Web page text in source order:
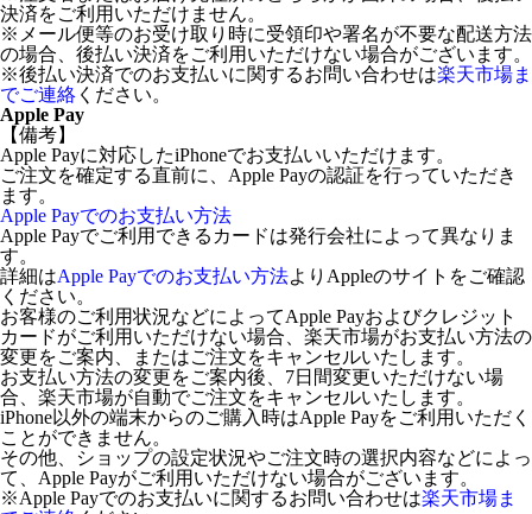
決済をご利用いただけません。
※メール便等のお受け取り時に受領印や署名が不要な配送方法
の場合、後払い決済をご利用いただけない場合がございます。
※後払い決済でのお支払いに関するお問い合わせは楽天市場ま
でご連絡 ください。
Apple Pay
【備考】
Apple Payに対応したiPhoneでお支払いいただけます。
ご注文を確定する直前に、Apple Payの認証を行っていただき
ます。
Apple Payでのお支払い方法
Apple Payでご利用できるカードは発行会社によって異なりま
す。
詳細はApple Payでのお支払い方法よりAppleのサイトをご確認
ください。
お客様のご利用状況などによってApple Payおよびクレジット
カードがご利用いただけない場合、楽天市場がお支払い方法の
変更をご案内、またはご注文をキャンセルいたします。
お支払い方法の変更をご案内後、7日間変更いただけない場
合、楽天市場が自動でご注文をキャンセルいたします。
iPhone以外の端末からのご購入時はApple Payをご利用いただく
ことができません。
その他、ショップの設定状況やご注文時の選択内容などによっ
て、Apple Payがご利用いただけない場合がございます。
※Apple Payでのお支払いに関するお問い合わせは楽天市場ま